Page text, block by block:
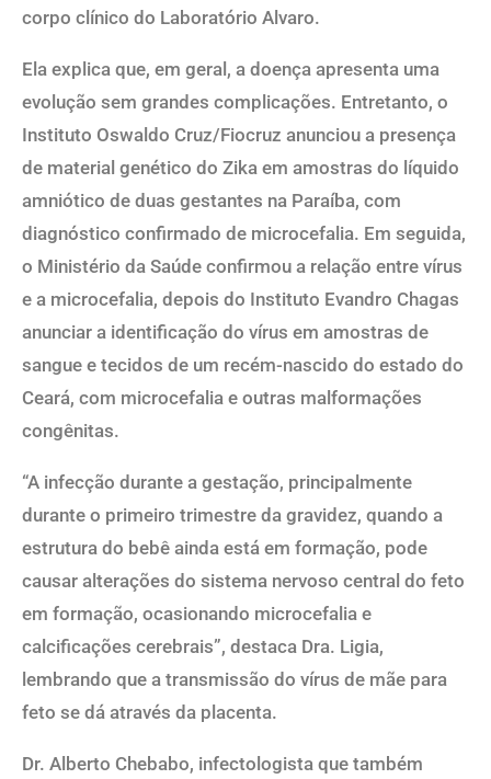
corpo clínico do Laboratório Alvaro.
Ela explica que, em geral, a doença apresenta uma
evolução sem grandes complicações. Entretanto, o
Instituto Oswaldo Cruz/Fiocruz anunciou a presença
de material genético do Zika em amostras do líquido
amniótico de duas gestantes na Paraíba, com
diagnóstico confirmado de microcefalia. Em seguida,
o Ministério da Saúde confirmou a relação entre vírus
e a microcefalia, depois do Instituto Evandro Chagas
anunciar a identificação do vírus em amostras de
sangue e tecidos de um recém-nascido do estado do
Ceará, com microcefalia e outras malformações
congênitas.
“A infecção durante a gestação, principalmente
durante o primeiro trimestre da gravidez, quando a
estrutura do bebê ainda está em formação, pode
causar alterações do sistema nervoso central do feto
em formação, ocasionando microcefalia e
calcificações cerebrais”, destaca Dra. Ligia,
lembrando que a transmissão do vírus de mãe para
feto se dá através da placenta.
Dr. Alberto Chebabo, infectologista que também